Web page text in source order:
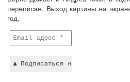
переписан. Выход картины на
год.